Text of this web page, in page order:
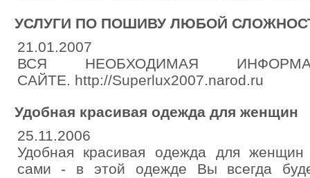
УСЛУГИ ПО ПОШИВУ ЛЮБОЙ
21.01.2007
ВСЯ НЕОБХОДИМАЯ
САЙТЕ. http://Superlux2007.narod.ru
Удобная красивая одежда для женщин
25.11.2006
Удобная красивая одежда для
сами - в этой одежде Вы всегда